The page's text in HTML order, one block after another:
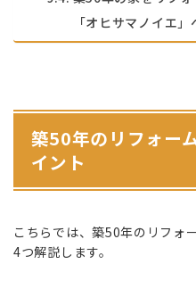
「オヒサマノイエ」
築50年のリフォー
イント
こちらでは、築50年のリフォ
4つ解説します。